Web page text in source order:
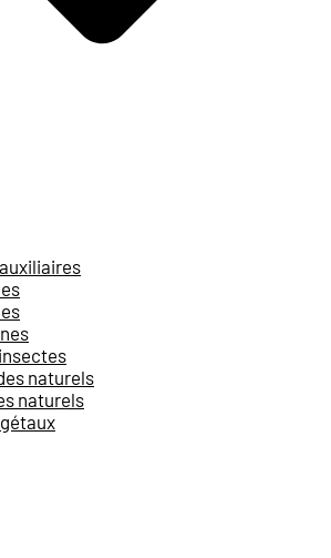
naturels
naturels